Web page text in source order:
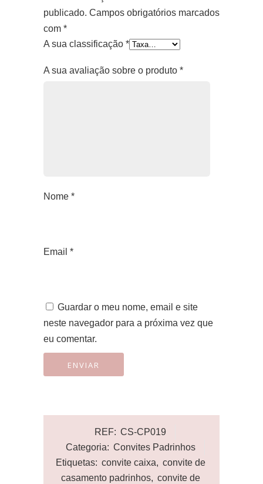
publicado. Campos obrigatórios marcados
com *
A sua classificação *
A sua avaliação sobre o produto *
Nome *
Email *
Guardar o meu nome, email e site
neste navegador para a próxima vez que
eu comentar.
REF: CS-CP019
Categoria: Convites Padrinhos
Etiquetas: convite caixa, convite de
casamento padrinhos, convite de